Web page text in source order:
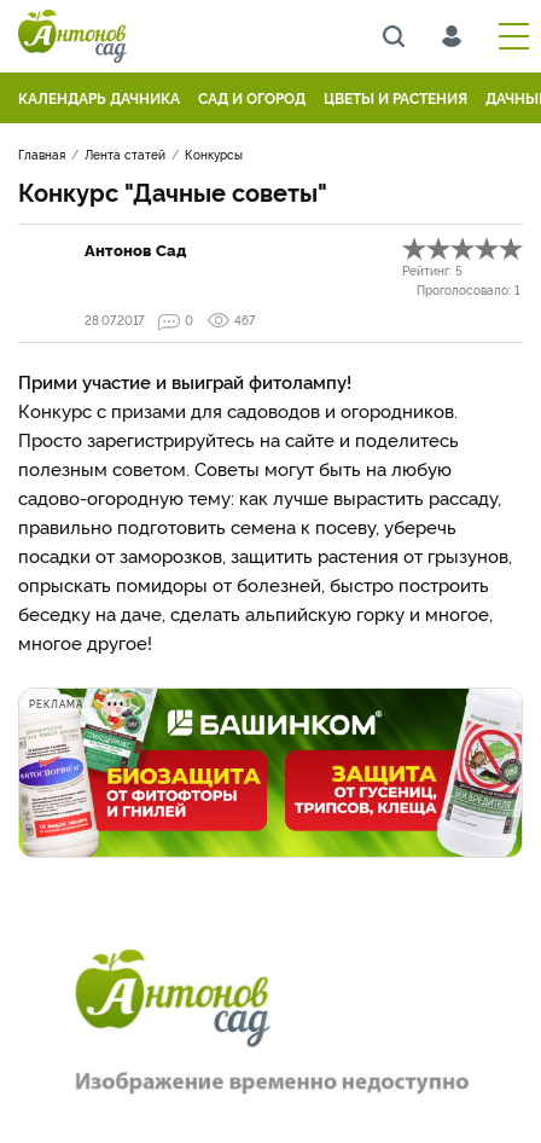
КАЛЕНДАРЬ ДАЧНИКА САД И ОГОРОД ЦВЕТЫ И РАСТЕНИЯ
Главная Лента статей Конкурсы
Конкурс "Дачные советы"
Антонов Сад
Рейтинг: 5
Проголосовало: 1
28.07.2017
0 467
Прими участие и выиграй фитолампу!
Конкурс с призами для садоводов и огородников.
Просто зарегистрируйтесь на сайте и поделитесь
полезным советом. Советы могут быть на любую
садово-огородную тему: как лучше вырастить рассаду,
правильно подготовить семена к посеву, уберечь
посадки от заморозков, защитить растения от грызунов,
опрыскать помидоры от болезней, быстро построить
беседку на даче, сделать альпийскую горку и многое,
многое другое!
РЕКЛАМА